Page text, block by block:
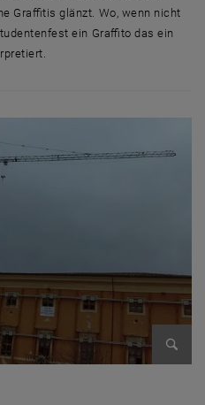
Graffitis glänzt. Wo, wenn nicht
ein Graffito das ein